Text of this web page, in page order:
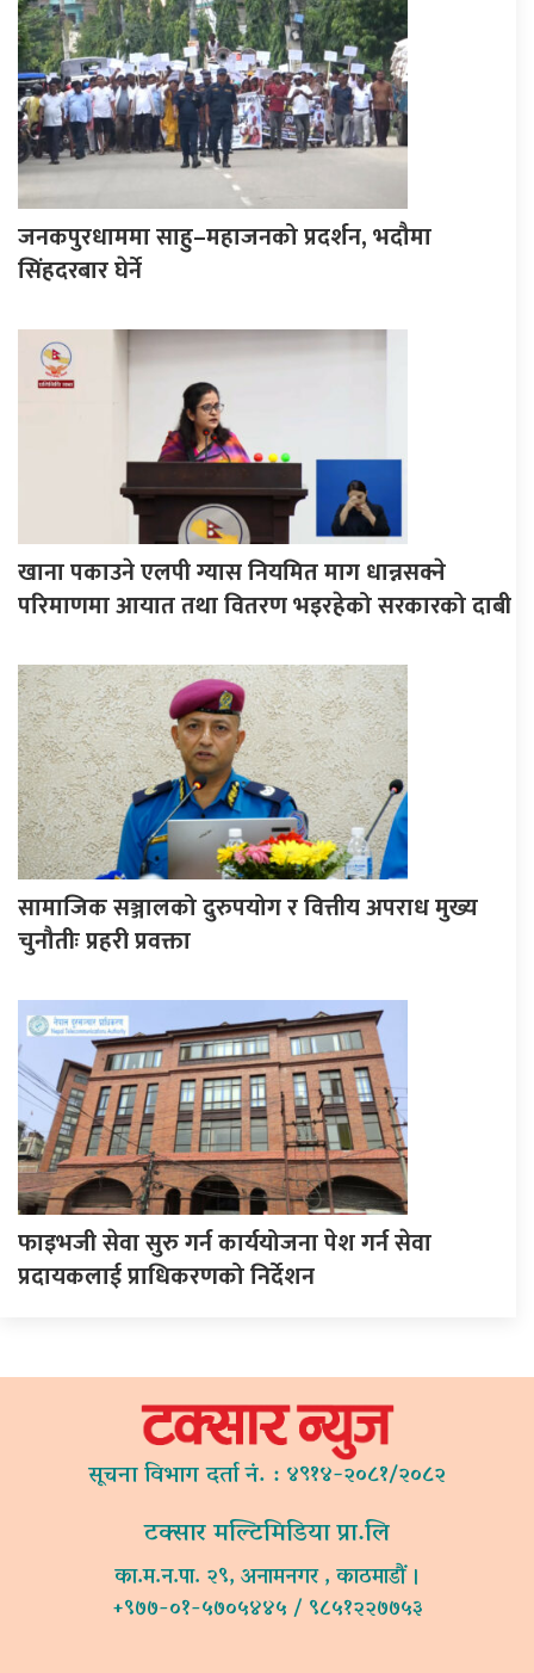
जनकपुरधाममा साहु–महाजनको प्रदर्शन, भदौमा
सिंहदरबार घेर्ने
खाना पकाउने एलपी ग्यास नियमित माग धान्नसक्ने
परिमाणमा आयात तथा वितरण भइरहेको सरकारको दाबी
सामाजिक सञ्जालको दुरुपयोग र वित्तीय अपराध मुख्य
चुनौतीः प्रहरी प्रवक्ता
फाइभजी सेवा सुरु गर्न कार्ययोजना पेश गर्न सेवा
प्रदायकलाई प्राधिकरणको निर्देशन
सूचना विभाग दर्ता नं. : ४९१४-२०८१/२०८२
टक्सार मल्टिमिडिया प्रा.लि
का.म.न.पा. २९, अनामनगर , काठमाडौं ।
+९७७-०१-५७०५४४५ / ९८५१२२७७५३